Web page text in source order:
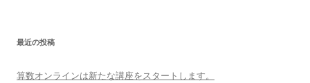
最近の投稿
算数オンラインは新たな講座をスタートします。